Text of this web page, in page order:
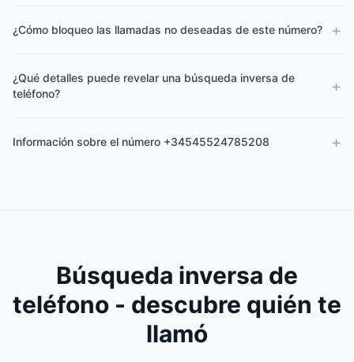
¿Cómo bloqueo las llamadas no deseadas de este número? +
¿Qué detalles puede revelar una búsqueda inversa de
teléfono?
+
Información sobre el número +34545524785208 +
Búsqueda inversa de
teléfono - descubre quién te
llamó